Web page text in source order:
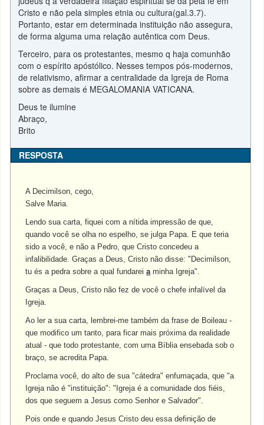
Cristo e não pela simples etnia ou cultura(gal.3.7).
Portanto, estar em determinada instituição não assegura,
de forma alguma uma relação autêntica com Deus.
Terceiro, para os protestantes, mesmo q haja comunhão
com o espírito apóstólico. Nesses tempos pós-modernos,
de relativismo, afirmar a centralidade da Igreja de Roma
sobre as demais é MEGALOMANIA VATICANA.
Deus te ilumine
Abraço,
Brito
RESPOSTA
A Decimilson, cego,
Salve Maria.
Lendo sua carta, fiquei com a nítida impressão de que,
quando você se olha no espelho, se julga Papa. E que teria
sido a você, e não a Pedro, que Cristo concedeu a
infalibilidade. Graças a Deus, Cristo não disse: "Decimilson,
tu és a pedra sobre a qual fundareiaminha Igreja".
Graças a Deus, Cristo não fez de você o chefe infalível da
Igreja.
Ao ler a sua carta, lembrei-me também da frase de Boileau -
que modifico um tanto, para ficar mais próxima da realidade
atual - que todo protestante, com uma Bíblia ensebada sob o
braço, se acredita Papa.
Proclama você, do alto de sua "cátedra" enfumaçada, que "a
Igreja não é "instituição": "Igreja é a comunidade dos fiéis,
dos que seguem a Jesus como Senhor e Salvador".
Pois onde e quando Jesus Cristo deu essa definição de